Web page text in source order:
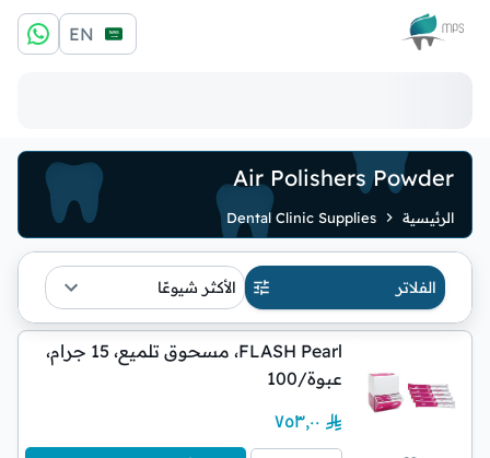
الشعار EN
Air Polishers Powder
الرئيسية Dental Clinic Supplies
الفلاتر الأكثر شيوعًا
FLASH Pearl، مسحوق تلميع، 15 جرام،
عبوة/100
٧٥٣٫٠٠